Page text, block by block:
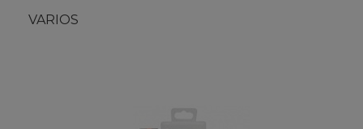
VARIOS